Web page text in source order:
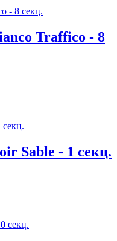
Traffico - 8
Sable - 1 секц.